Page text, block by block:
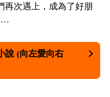
再次遇上，成為了好朋
…
說 (向左愛向右